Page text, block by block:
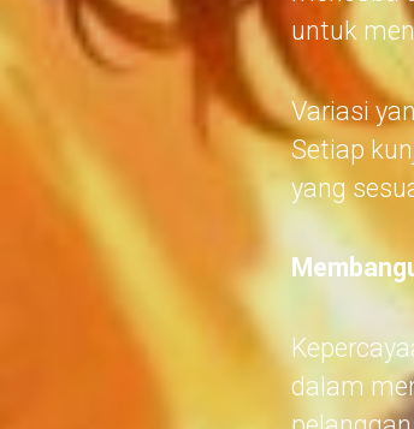
untuk
Variasi
Setiap
yang
dalam